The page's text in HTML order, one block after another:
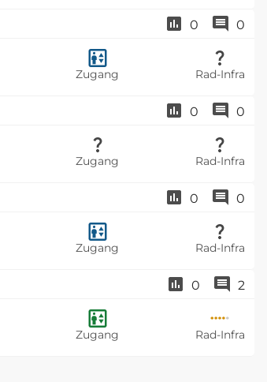
0 0
Zugang Rad-Infra
0 0
Zugang Rad-Infra
0 0
Zugang Rad-Infra
0 2
Zugang Rad-Infra